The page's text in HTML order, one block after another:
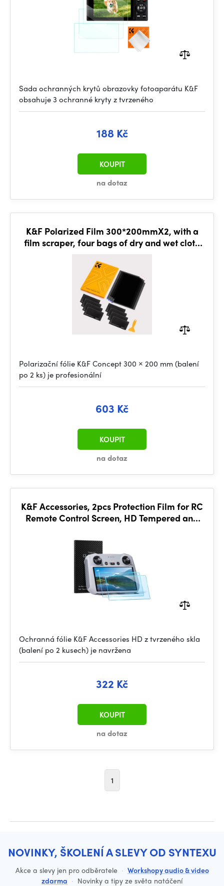
Sada ochranných krytů obrazovky fotoaparátu K&F
obsahuje 3 ochranné kryty z tvrzeného
188 Kč
na dotaz
KOUPIT
K&F Polarized Film 300*200mmX2, with a
film scraper, four bags of dry and wet cloth
Polarizační fólie K&F Concept 300 × 200 mm (balení
po 2 ks) je profesionální
603 Kč
na dotaz
KOUPIT
K&F Accessories, 2pcs Protection Film for RC
Remote Control Screen, HD Tempered and
Ochranná fólie K&F Accessories HD z tvrzeného skla
(balení po 2 kusech) je navržena
322 Kč
na dotaz
KOUPIT
1
NOVINKY, ŠKOLENÍ A SLEVY OD SYNTEXU
Akce a slevy jen pro odběratele · Workshopy audio & video
zdarma · Novinky a tipy ze světa natáčení